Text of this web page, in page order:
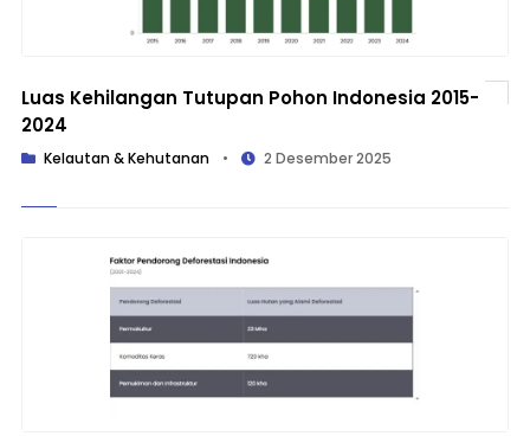
Luas Kehilangan Tutupan Pohon Indonesia 2015-
2024
Kelautan & Kehutanan • 2 Desember 2025